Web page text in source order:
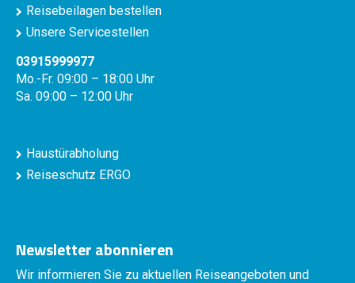
Reisebeilagen bestellen
Unsere Servicestellen
03915999977
Mo.-Fr. 09:00 – 18:00 Uhr
Sa. 09:00 – 12:00 Uhr
Haustürabholung
Reiseschutz ERGO
Newsletter abonnieren
Wir informieren Sie zu aktuellen Reiseangeboten und